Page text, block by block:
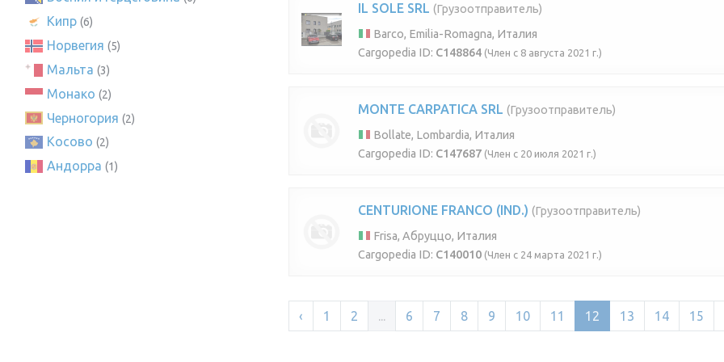
Кипр (6)
Норвегия (5)
Мальта (3)
Монако (2)
Черногория (2)
Косово (2)
Андорра (1)
IL SOLE SRL (Грузоотправитель)
Barco, Emilia-Romagna, Италия
Cargopedia ID: C148864 (Член с 8 августа 2021 г.)
MONTE CARPATICA SRL (Грузоотправитель)
Bollate, Lombardia, Италия
Cargopedia ID: C147687 (Член с 20 июля 2021 г.)
CENTURIONE FRANCO (IND.) (Грузоотправитель)
Frisa, Абруццо, Италия
Cargopedia ID: C140010 (Член с 24 марта 2021 г.)
‹ 1 2 ... 6 7 8 9 10 11 12 13 14 15